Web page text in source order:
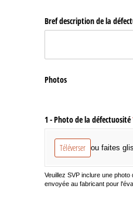
Bref description de la
Photos
1 - Photo de la défectuosité
Téléverser ou faites
Veuillez SVP inclure une
envoyée au fabricant pour